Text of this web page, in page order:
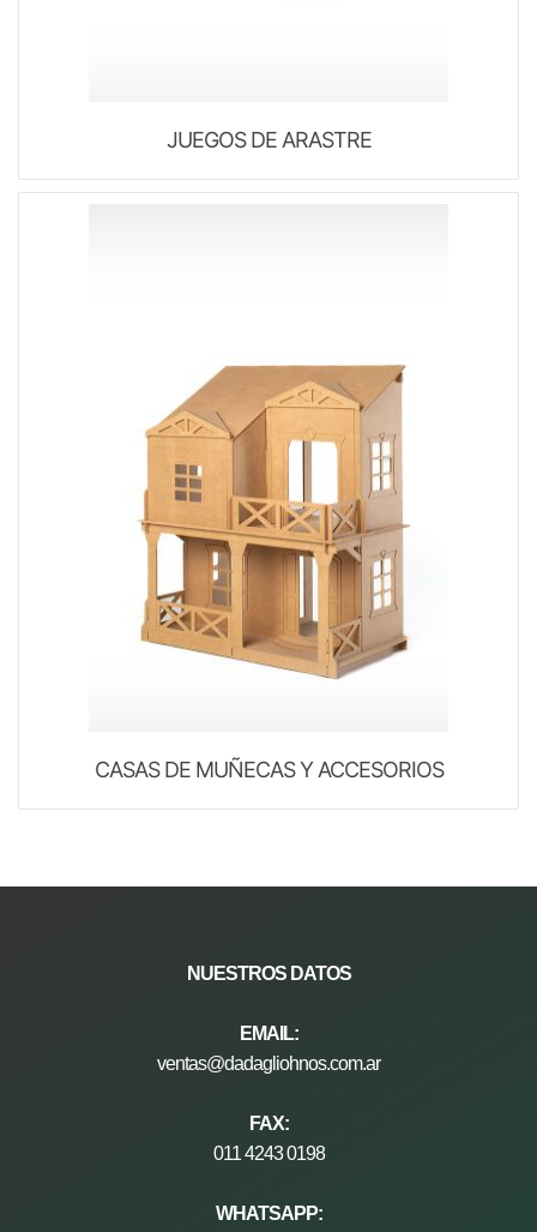
JUEGOS DE ARASTRE
CASAS DE MUÑECAS Y ACCESORIOS
NUESTROS DATOS
EMAIL:
ventas@dadagliohnos.com.ar
FAX:
011 4243 0198
WHATSAPP: